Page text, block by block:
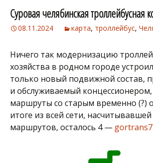
Суровая челябинская троллейбусная
08.11.2024 карта, троллейбус,
Ничего так модернизацию
хозяйства в родном городе
только новый подвижной состав,
и обслуживаемый концессионером,
маршруты со старым временно (?)
итоге из всей сети,
маршрутов, осталось 4 —